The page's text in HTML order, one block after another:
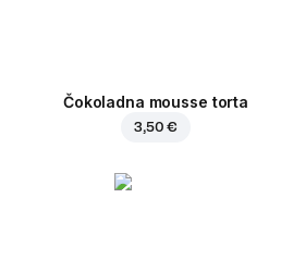
Čokoladna mousse torta
3,50 €